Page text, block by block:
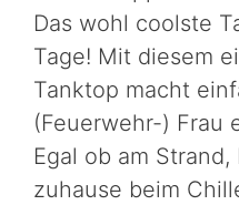
Das wohl coolste
Tage! Mit diesem
Tanktop macht
(Feuerwehr-) Frau
Egal ob am
zuhause beim